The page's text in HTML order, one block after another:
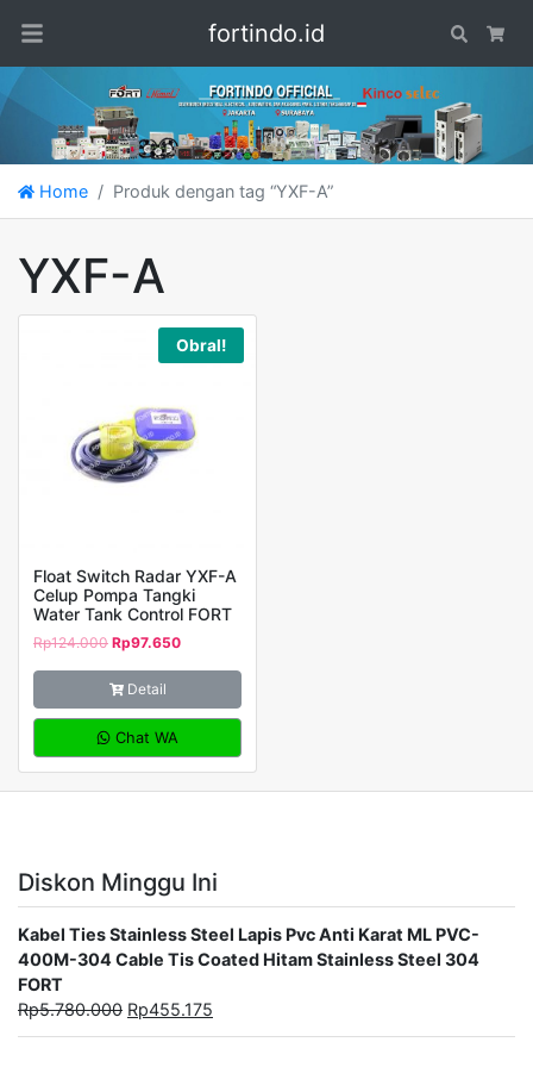
fortindo.id Search
Home Produk dengan tag “YXF-A”
YXF-A
Obral!
Float Switch Radar YXF-A
Celup Pompa Tangki
Water Tank Control FORT
Rp124.000 Rp97.650
Detail
Chat WA
Diskon Minggu Ini
Kabel Ties Stainless Steel Lapis Pvc Anti Karat ML PVC-
400M-304 Cable Tis Coated Hitam Stainless Steel 304
FORT
Rp5.780.000 Rp455.175